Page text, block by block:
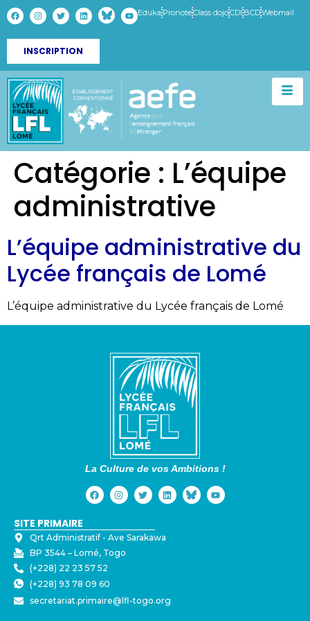
Eduka PronoteClass dojoCDI BCDWebmail
INSCRIPTION
Catégorie : L’équipe
administrative
L’équipe administrative du
Lycée français de Lomé
L’équipe administrative du Lycée français de Lomé
La Culture de vos Ambitions !
SITE PRIMAIRE
Qrt Administratif - ⁠Ave Sarakawa
BP 3544 – Lomé, Togo
(+228) 22 23 57 52
(+228) 93 78 09 60
secretariat.primaire@lfl-togo.org